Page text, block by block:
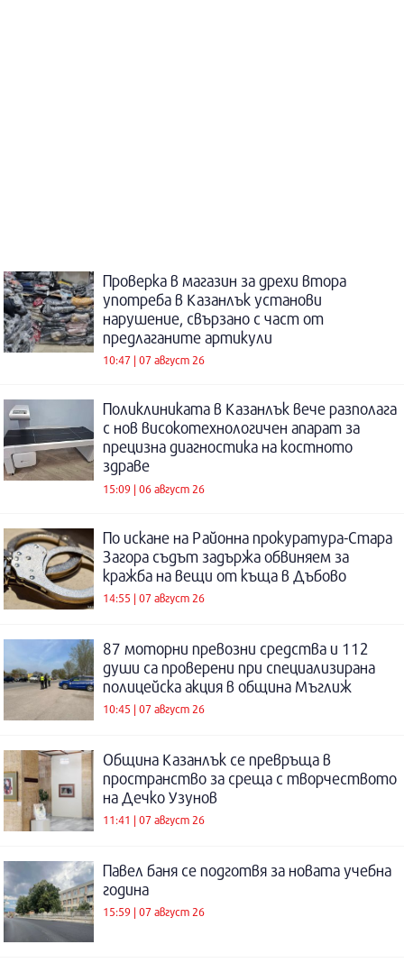
Проверка в магазин за дрехи втора
употреба в Казанлък установи
нарушение, свързано с част от
предлаганите артикули
10:47 | 07 август 26
Поликлиниката в Казанлък вече разполага
с нов високотехнологичен апарат за
прецизна диагностика на костното
здраве
15:09 | 06 август 26
По искане на Районна прокуратура-Стара
Загора съдът задържа обвиняем за
кражба на вещи от къща в Дъбово
14:55 | 07 август 26
87 моторни превозни средства и 112
души са проверени при специализирана
полицейска акция в община Мъглиж
10:45 | 07 август 26
Община Казанлък се превръща в
пространство за среща с творчеството
на Дечко Узунов
11:41 | 07 август 26
Павел баня се подготвя за новата учебна
година
15:59 | 07 август 26